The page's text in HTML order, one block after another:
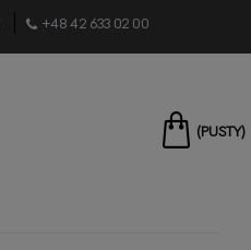
+48 42 633 02 00
(PUSTY)